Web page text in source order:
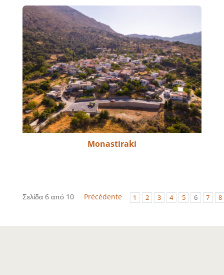
Monastiraki
Σελίδα 6 από 10 Précédente 1 2 3 4 5 6 7 8